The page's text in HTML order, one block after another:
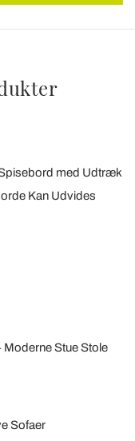
med Udtræk
Kan Udvides
Moderne Stue Stole
Sofaer